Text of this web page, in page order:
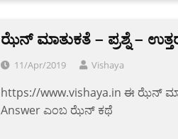
ಝೆನ್ ಮಾತುಕತೆ – ಪ್ರಶ್ನೆ –
11/Apr/2019 Vishaya
https://www.vishaya.in ಈ ಝೆನ್
Answer ಎಂಬ ಝೆನ್ ಕಥೆ